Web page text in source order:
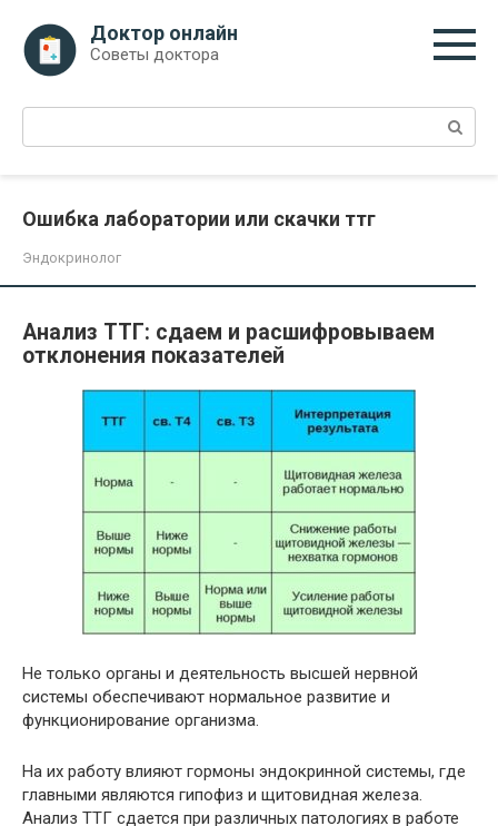
контенту
Доктор онлайн
Советы доктора
Поиск:
Ошибка лаборатории или скачки ттг
Эндокринолог
Анализ ТТГ: сдаем и расшифровываем
отклонения показателей
Не только органы и деятельность высшей нервной
системы обеспечивают нормальное развитие и
функционирование организма.
На их работу влияют гормоны эндокринной системы, где
главными являются гипофиз и щитовидная железа.
Анализ ТТГ сдается при различных патологиях в работе